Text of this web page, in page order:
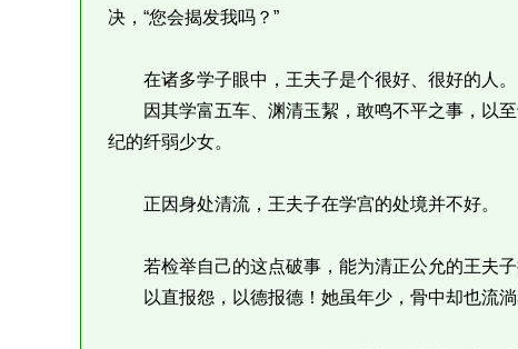
决，“您会揭发我吗？”
在诸多学子眼中，王夫子是个很好、很好的人。
因其学富五车、渊清玉絜，敢鸣不平之事，以至
纪的纤弱少女。
正因身处清流，王夫子在学宫的处境并不好。
若检举自己的这点破事，能为清正公允的王夫
以直报怨，以德报德！她虽年少，骨中却也流淌